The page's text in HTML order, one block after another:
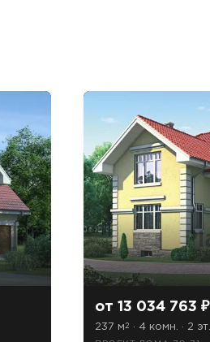
от 13 034 763 ₽
237 м 2 · 4 комн. · 2 эт.